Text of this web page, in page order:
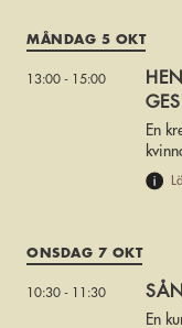
MÅNDAG 5 OKT
13:00 - 15:00
En
ONSDAG 7 OKT
10:30 - 11:30
En